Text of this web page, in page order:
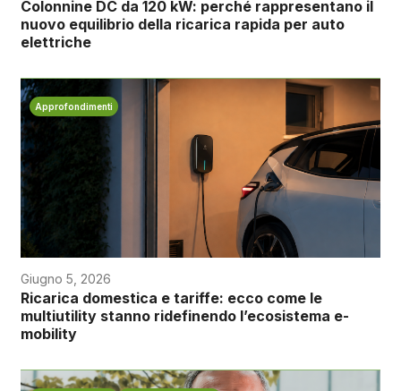
Colonnine DC da 120 kW: perché rappresentano il
nuovo equilibrio della ricarica rapida per auto
elettriche
Approfondimenti
Giugno 5, 2026
Ricarica domestica e tariffe: ecco come le
multiutility stanno ridefinendo l’ecosistema e-
mobility